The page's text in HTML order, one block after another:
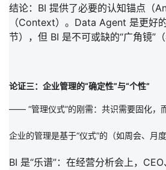
结论： BI 提供了必要的认知锚点（
（Context） 。Data Agent 是更好
节），但 BI 是不可或缺的“广角镜”（
论证三：企业管理的“确定性”与“个性”
—— “管理仪式”的刚需：共识需要固化，
企业的管理是基于“仪式”的（如周会、月
BI 是“乐谱”：在经营分析会上，